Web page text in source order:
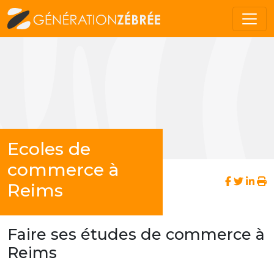
Ecoles de
commerce à
Reims
Faire ses études de commerce à
Reims